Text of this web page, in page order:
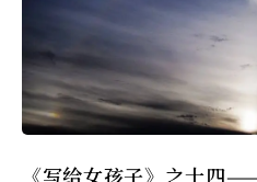
《写给女孩子》之十四———第五